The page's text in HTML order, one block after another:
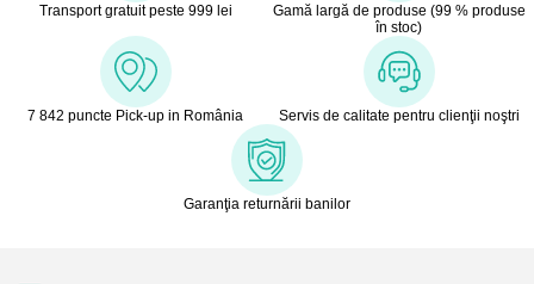
Transport gratuit peste 999 lei
Gamă largă de produse (99 % produse
în stoc)
7 842 puncte Pick-up in România Servis de calitate pentru clienţii noştri
Garanţia returnării banilor